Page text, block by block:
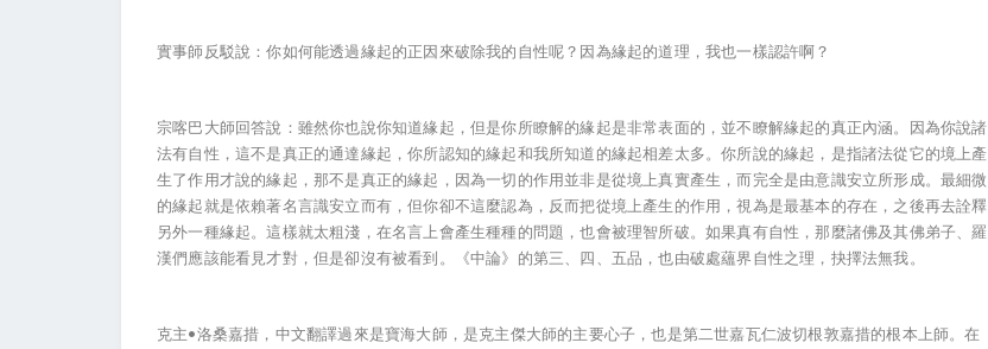
實事師反駁說：你如何能透過緣起的正因來破除我的自性呢？因為緣起的道理，我也一樣認許啊？
宗喀巴大師回答說：雖然你也說你知道緣起，但是你所瞭解的緣起是非常表面的，並不瞭解緣起的真正內涵。因為你說諸
法有自性，這不是真正的通達緣起，你所認知的緣起和我所知道的緣起相差太多。你所說的緣起，是指諸法從它的境上產
生了作用才說的緣起，那不是真正的緣起，因為一切的作用並非是從境上真實產生，而完全是由意識安立所形成。最細微
的緣起就是依賴著名言識安立而有，但你卻不這麼認為，反而把從境上產生的作用，視為是最基本的存在，之後再去詮釋
另外一種緣起。這樣就太粗淺，在名言上會產生種種的問題，也會被理智所破。如果真有自性，那麼諸佛及其佛弟子、羅
漢們應該能看見才對，但是卻沒有被看到。《中論》的第三、四、五品，也由破處蘊界自性之理，抉擇法無我。
克主•洛桑嘉措，中文翻譯過來是寶海大師，是克主傑大師的主要心子，也是第二世嘉瓦仁波切根敦嘉措的根本上師。在